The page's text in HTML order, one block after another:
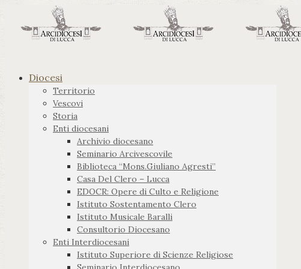
Diocesi
Territorio
Vescovi
Storia
Enti diocesani
Archivio diocesano
Seminario Arcivescovile
Biblioteca “Mons.Giuliano Agresti”
Casa Del Clero – Lucca
EDOCR: Opere di Culto e Religione
Istituto Sostentamento Clero
Istituto Musicale Baralli
Consultorio Diocesano
Enti Interdiocesani
Istituto Superiore di Scienze Religiose